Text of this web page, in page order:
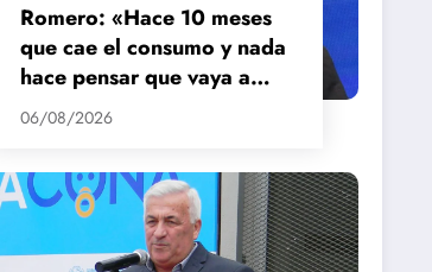
Romero: «Hace 10 meses
que cae el consumo y nada
hace pensar que vaya a
repuntar»
06/08/2026